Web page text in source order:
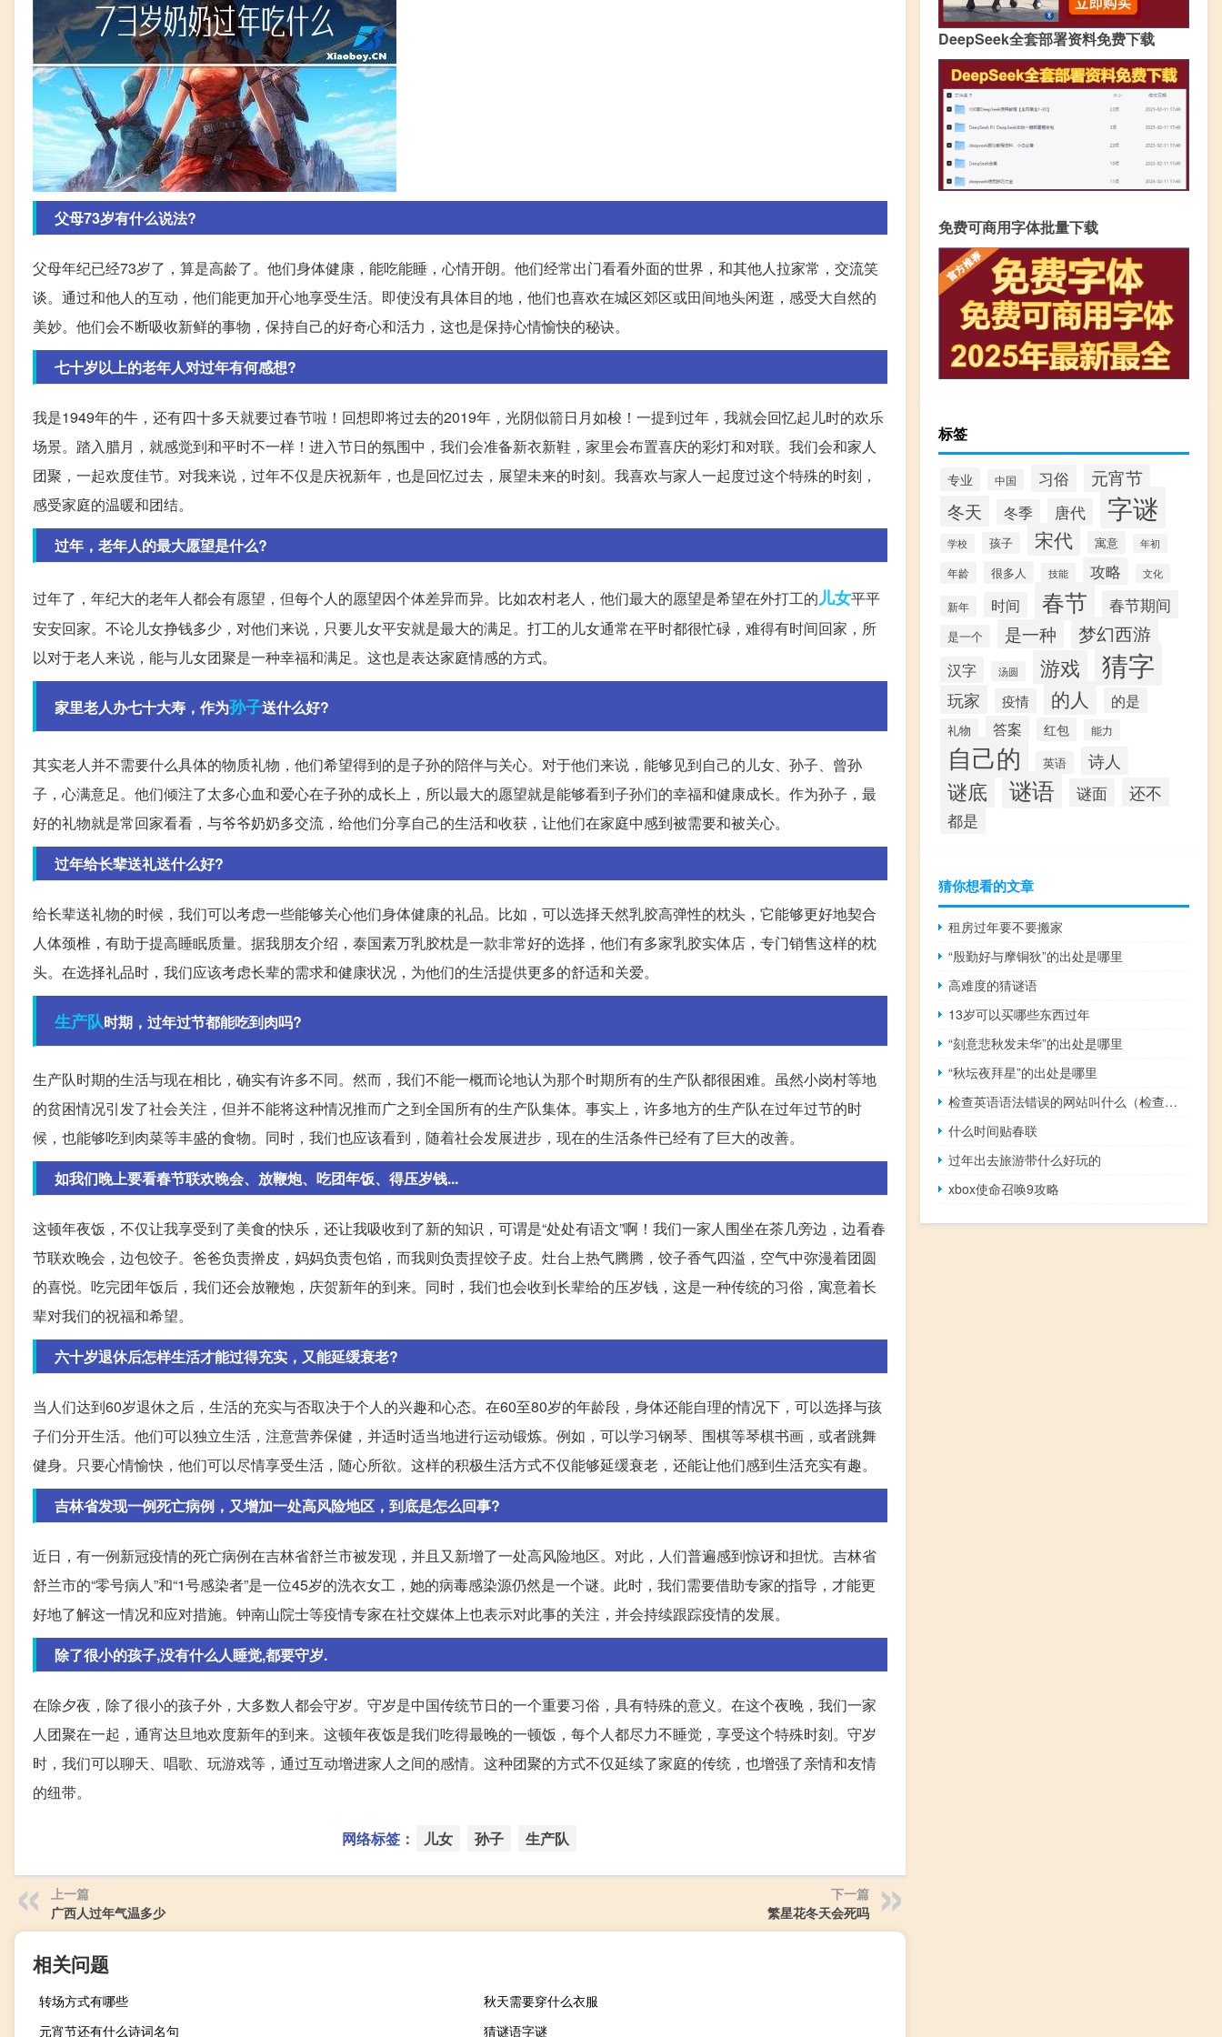
父母73岁有什么说法?
父母年纪已经73岁了，算是高龄了。他们身体健康，能吃能睡，心情开朗。他们经常出门看看外面的世界，和其他人拉家常，交流笑
谈。通过和他人的互动，他们能更加开心地享受生活。即使没有具体目的地，他们也喜欢在城区郊区或田间地头闲逛，感受大自然的
美妙。他们会不断吸收新鲜的事物，保持自己的好奇心和活力，这也是保持心情愉快的秘诀。
七十岁以上的老年人对过年有何感想?
我是1949年的牛，还有四十多天就要过春节啦！回想即将过去的2019年，光阴似箭日月如梭！一提到过年，我就会回忆起儿时的欢乐
场景。踏入腊月，就感觉到和平时不一样！进入节日的氛围中，我们会准备新衣新鞋，家里会布置喜庆的彩灯和对联。我们会和家人
团聚，一起欢度佳节。对我来说，过年不仅是庆祝新年，也是回忆过去，展望未来的时刻。我喜欢与家人一起度过这个特殊的时刻，
感受家庭的温暖和团结。
过年，老年人的最大愿望是什么?
过年了，年纪大的老年人都会有愿望，但每个人的愿望因个体差异而异。比如农村老人，他们最大的愿望是希望在外打工的儿女平平
安安回家。不论儿女挣钱多少，对他们来说，只要儿女平安就是最大的满足。打工的儿女通常在平时都很忙碌，难得有时间回家，所
以对于老人来说，能与儿女团聚是一种幸福和满足。这也是表达家庭情感的方式。
家里老人办七十大寿，作为孙子送什么好?
其实老人并不需要什么具体的物质礼物，他们希望得到的是子孙的陪伴与关心。对于他们来说，能够见到自己的儿女、孙子、曾孙
子，心满意足。他们倾注了太多心血和爱心在子孙的成长上，所以最大的愿望就是能够看到子孙们的幸福和健康成长。作为孙子，最
好的礼物就是常回家看看，与爷爷奶奶多交流，给他们分享自己的生活和收获，让他们在家庭中感到被需要和被关心。
过年给长辈送礼送什么好?
给长辈送礼物的时候，我们可以考虑一些能够关心他们身体健康的礼品。比如，可以选择天然乳胶高弹性的枕头，它能够更好地契合
人体颈椎，有助于提高睡眠质量。据我朋友介绍，泰国素万乳胶枕是一款非常好的选择，他们有多家乳胶实体店，专门销售这样的枕
头。在选择礼品时，我们应该考虑长辈的需求和健康状况，为他们的生活提供更多的舒适和关爱。
生产队时期，过年过节都能吃到肉吗?
生产队时期的生活与现在相比，确实有许多不同。然而，我们不能一概而论地认为那个时期所有的生产队都很困难。虽然小岗村等地
的贫困情况引发了社会关注，但并不能将这种情况推而广之到全国所有的生产队集体。事实上，许多地方的生产队在过年过节的时
候，也能够吃到肉菜等丰盛的食物。同时，我们也应该看到，随着社会发展进步，现在的生活条件已经有了巨大的改善。
如我们晚上要看春节联欢晚会、放鞭炮、吃团年饭、得压岁钱...
这顿年夜饭，不仅让我享受到了美食的快乐，还让我吸收到了新的知识，可谓是“处处有语文”啊！我们一家人围坐在茶几旁边，边看春
节联欢晚会，边包饺子。爸爸负责擀皮，妈妈负责包馅，而我则负责捏饺子皮。灶台上热气腾腾，饺子香气四溢，空气中弥漫着团圆
的喜悦。吃完团年饭后，我们还会放鞭炮，庆贺新年的到来。同时，我们也会收到长辈给的压岁钱，这是一种传统的习俗，寓意着长
辈对我们的祝福和希望。
六十岁退休后怎样生活才能过得充实，又能延缓衰老?
当人们达到60岁退休之后，生活的充实与否取决于个人的兴趣和心态。在60至80岁的年龄段，身体还能自理的情况下，可以选择与孩
子们分开生活。他们可以独立生活，注意营养保健，并适时适当地进行运动锻炼。例如，可以学习钢琴、围棋等琴棋书画，或者跳舞
健身。只要心情愉快，他们可以尽情享受生活，随心所欲。这样的积极生活方式不仅能够延缓衰老，还能让他们感到生活充实有趣。
吉林省发现一例死亡病例，又增加一处高风险地区，到底是怎么回事?
近日，有一例新冠疫情的死亡病例在吉林省舒兰市被发现，并且又新增了一处高风险地区。对此，人们普遍感到惊讶和担忧。吉林省
舒兰市的“零号病人”和“1号感染者”是一位45岁的洗衣女工，她的病毒感染源仍然是一个谜。此时，我们需要借助专家的指导，才能更
好地了解这一情况和应对措施。钟南山院士等疫情专家在社交媒体上也表示对此事的关注，并会持续跟踪疫情的发展。
除了很小的孩子,没有什么人睡觉,都要守岁.
在除夕夜，除了很小的孩子外，大多数人都会守岁。守岁是中国传统节日的一个重要习俗，具有特殊的意义。在这个夜晚，我们一家
人团聚在一起，通宵达旦地欢度新年的到来。这顿年夜饭是我们吃得最晚的一顿饭，每个人都尽力不睡觉，享受这个特殊时刻。守岁
时，我们可以聊天、唱歌、玩游戏等，通过互动增进家人之间的感情。这种团聚的方式不仅延续了家庭的传统，也增强了亲情和友情
的纽带。
网络标签： 儿女 孙子 生产队
上一篇
广西人过年气温多少
下一篇
繁星花冬天会死吗
相关问题
转场方式有哪些
秋天需要穿什么衣服
元宵节还有什么诗词名句
猜谜语字谜
DeepSeek全套部署资料免费下载
免费可商用字体批量下载
标签
专业 中国 习俗 元宵节
冬天 冬季 唐代 字谜
学校 孩子 宋代 寓意 年初
年龄 很多人 技能 攻略 文化
新年 时间 春节 春节期间
是一个 是一种 梦幻西游
汉字 汤圆 游戏 猜字
玩家 疫情 的人 的是
礼物 答案 红包 能力
自己的 英语 诗人
谜底 谜语 谜面 还不
都是
猜你想看的文章
租房过年要不要搬家
“殷勤好与摩铜狄”的出处是哪里
高难度的猜谜语
13岁可以买哪些东西过年
“刻意悲秋发未华”的出处是哪里
“秋坛夜拜星”的出处是哪里
检查英语语法错误的网站叫什么（检查英语语法错误的网站）
什么时间贴春联
过年出去旅游带什么好玩的
xbox使命召唤9攻略